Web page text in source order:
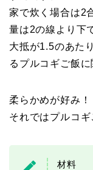
家で炊く場合は2
量は2の線より下
大抵が1.5のあた
るプルコギご飯
柔らかめが好み！
それではプルコギ
材料